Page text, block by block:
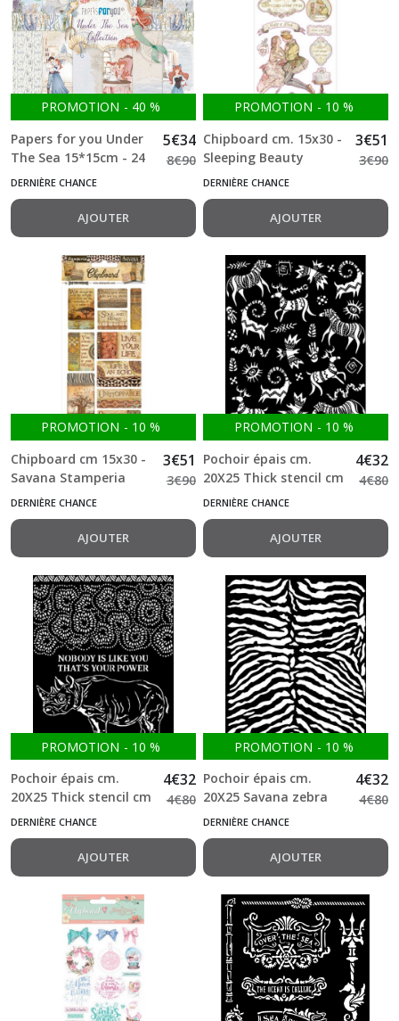
PROMOTION - 40 %
Papers for you Under
The Sea 15*15cm - 24
feuilles double face
5€34
8€90
DERNIÈRE CHANCE
AJOUTER
PROMOTION - 10 %
Chipboard cm. 15x30 -
Sleeping Beauty
Stamperia
3€51
3€90
DERNIÈRE CHANCE
AJOUTER
PROMOTION - 10 %
Chipboard cm 15x30 -
Savana Stamperia
3€51
3€90
DERNIÈRE CHANCE
AJOUTER
PROMOTION - 10 %
Pochoir épais cm.
20X25 Thick stencil cm
20X25 - Savana grafiti
4€32
4€80
DERNIÈRE CHANCE
AJOUTER
PROMOTION - 10 %
Pochoir épais cm.
20X25 Thick stencil cm
20X25 - Savana rhino
stamperia
4€32
4€80
DERNIÈRE CHANCE
AJOUTER
PROMOTION - 10 %
Pochoir épais cm.
20X25 Savana zebra
pattern stamperia
4€32
4€80
DERNIÈRE CHANCE
AJOUTER